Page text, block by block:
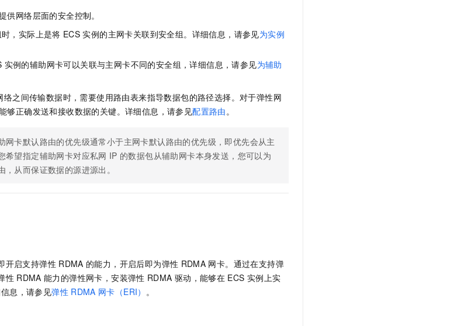
供网络层面的安全控制。
，实际上是将 ECS 实例的主网卡关联到安全组。详细信息，请参见为实例
实例的辅助网卡可以关联与主网卡不同的安全组，详细信息，请参见为辅助
络之间传输数据时，需要使用路由表来指导数据包的路径选择。对于弹性网
够正确发送和接收数据的关键。详细信息，请参见配置路由。
网卡默认路由的优先级通常小于主网卡默认路由的优先级，即优先会从主
希望指定辅助网卡对应私网 IP 的数据包从辅助网卡本身发送，您可以为
从而保证数据的源进源出。
开启支持弹性 RDMA 的能力，开启后即为弹性 RDMA 网卡。通过在支持弹
性 RDMA 能力的弹性网卡，安装弹性 RDMA 驱动，能够在 ECS 实例上实
息，请参见弹性 RDMA 网卡（ERI） 。